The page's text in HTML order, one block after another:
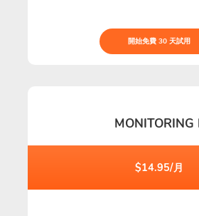
開始免費 30 天試用
MONITORING
$14.95/月